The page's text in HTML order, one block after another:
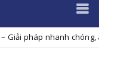
an toàn và tiết kiệm cho xe